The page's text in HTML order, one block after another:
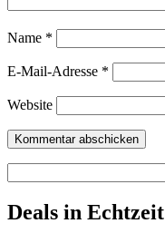
Name *
E-Mail-Adresse *
Website
Deals in Echtzeit